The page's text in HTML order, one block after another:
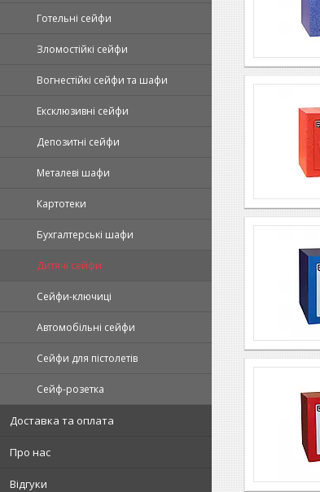
Готельні сейфи
Зломостійкі сейфи
Вогнестійкі сейфи та шафи
Ексклюзивні сейфи
Депозитні сейфи
Металеві шафи
Картотеки
Бухгалтерські шафи
Дитячі сейфи
Сейфи-ключиці
Автомобільні сейфи
Сейфи для пістолетів
Сейф-розетка
Доставка та оплата
Про нас
Відгуки